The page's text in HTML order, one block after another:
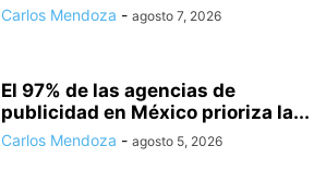
Carlos Mendoza - agosto 7, 2026
El 97% de las agencias de
publicidad en México prioriza la...
Carlos Mendoza - agosto 5, 2026